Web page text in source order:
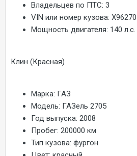
Владельцев по ПТС: 3
VIN или номер кузова:
Мощность двигателя: 140 л.с.
Клин (Красная)
Марка: ГАЗ
Модель: ГАЗель 2705
Год выпуска: 2008
Пробег: 200000 км
Тип кузова: фургон